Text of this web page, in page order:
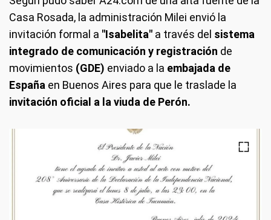
Casa Rosada, la administración Milei envió la
invitación formal a "Isabelita" a través del sistema
integrado de comunicación y registración de
movimientos (GDE) enviado a la embajada de
España en Buenos Aires para que le traslade la
invitación oficial a la viuda de Perón.